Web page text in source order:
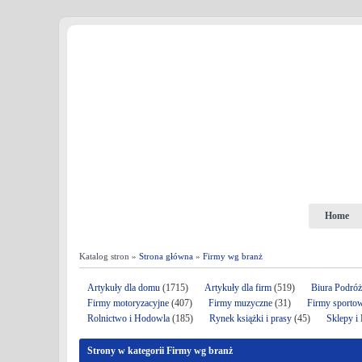
Home
Katalog stron » Strona główna » Firmy wg branż
Artykuły dla domu (1715) Artykuły dla firm (519)
Biura
Firmy motoryzacyjne (407) Firmy muzyczne (31)
Firmy
Rolnictwo i Hodowla (185) Rynek książki i prasy (45) Sklepy i
Strony w kategorii Firmy wg branż